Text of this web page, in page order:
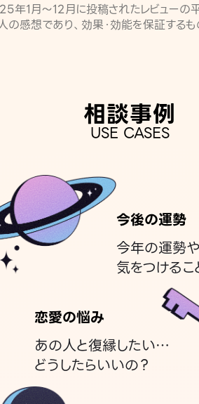
1月〜12月に投稿されたレビューの
感想であり、効果・効能を保証する
相談事例
USE CASES
今後の運勢
今年の運勢や
気をつけるこ
恋愛の悩み
あの人と復縁したい…
どうしたらいいの？